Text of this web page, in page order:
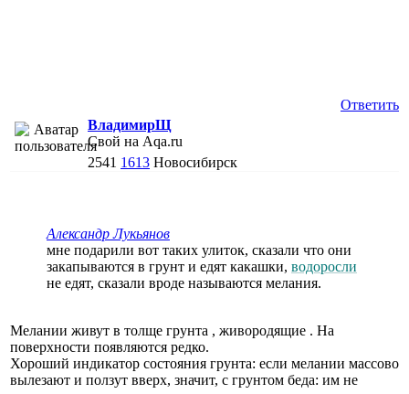
Ответить
ВладимирЩ
Свой на Aqa.ru
2541 1613 Новосибирск
Александр Лукьянов
мне подарили вот таких улиток, сказали что они
закапываются в грунт и едят какашки, водоросли
не едят, сказали вроде называются мелания.
Мелании живут в толще грунта , живородящие . На
поверхности появляются редко.
Хороший индикатор состояния грунта: если мелании массово
вылезают и ползут вверх, значит, с грунтом беда: им не